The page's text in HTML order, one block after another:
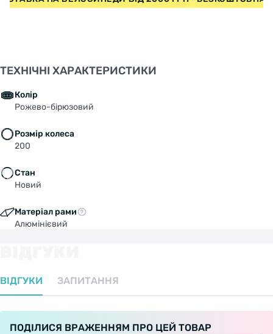
ТЕХНІЧНІ ХАРАКТЕРИСТИКИ
Колір
Рожево-бірюзовий
Розмір колеса
200
Стан
Новий
Матеріал рами
Алюмінієвий
ВІДГУКИ ЗАПИТАННЯ
ПОДІЛИСЯ ВРАЖЕННЯМ ПРО ЦЕЙ ТОВАР